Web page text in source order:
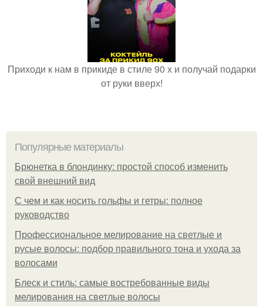
Приходи к нам в прикиде в стиле 90 х и получай подарки
от руки вверх!
Популярные материалы
Брюнетка в блондинку: простой способ изменить
свой внешний вид
С чем и как носить гольфы и гетры: полное
руководство
Профессиональное мелирование на светлые и
русые волосы: подбор правильного тона и ухода за
волосами
Блеск и стиль: самые востребованные виды
мелирования на светлые волосы